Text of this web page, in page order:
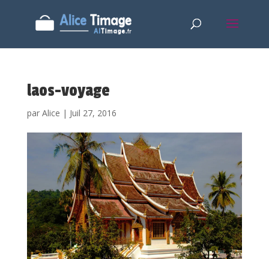
laos-voyage
par Alice | Juil 27, 2016